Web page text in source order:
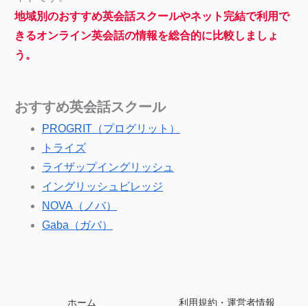
地域別のおすすめ英会話スクールやネット完結で利用で
きるオンライン英会話の情報を総合的に比較しましょ
う。
おすすめ英会話スクール
PROGRIT（プログリット）
トライズ
ライザップイングリッシュ
イングリッシュビレッジ
NOVA（ノバ）
Gaba（ガバ）
ホーム 利用規約・運営者情報